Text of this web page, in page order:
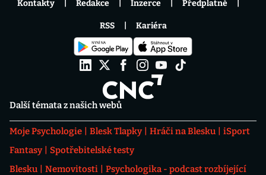
Další témata z našich webů
Moje Psychologie Blesk Tlapky Hráči na Blesku
iSport
Fantasy
Spotřebitelské testy
Blesku
Nemovitosti
Psychologika - podcast rozbíjející
Kontakty Redakce Inzerce Předplatné
RSS Kariéra